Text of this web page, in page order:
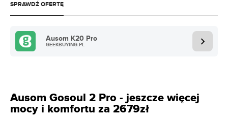
SPRAWDŹ OFERTĘ
Ausom K20 Pro
GEEKBUYING.PL
Ausom Gosoul 2 Pro - jeszcze więcej
mocy i komfortu za 2679zł